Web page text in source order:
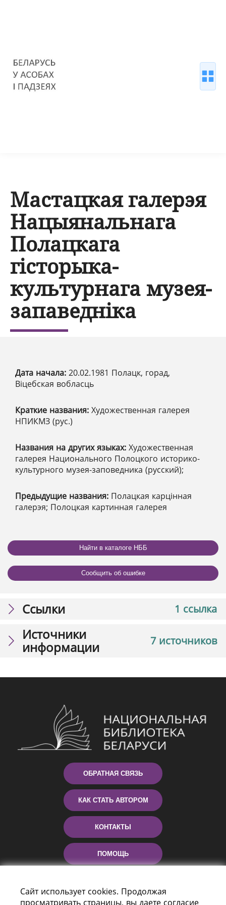
Мастацкая галерэя
Нацыянальнага
Полацкага
гісторыка-
культурнага музея-
запаведніка
Дата начала: 20.02.1981 Полацк, горад,
Віцебская вобласць
Краткие названия: Художественная галерея
НПИКМЗ (рус.)
Названия на других языках: Художественная
галерея Национального Полоцкого историко-
культурного музея-заповедника (русский);
Предыдущие названия: Полацкая карцінная
галерэя; Полоцкая картинная галерея
Найти в каталоге НББ
Сообщить об ошибке
1 ссылка
Ссылки
7 источников
Источники
информации
ОБРАТНАЯ СВЯЗЬ
КАК СТАТЬ АВТОРОМ
КОНТАКТЫ
ПОМОЩЬ
Сайт использует cookies. Продолжая
просматривать страницы, вы даете согласие